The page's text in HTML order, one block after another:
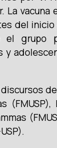
La vacuna
del
el grupo
y
(FMUSP),